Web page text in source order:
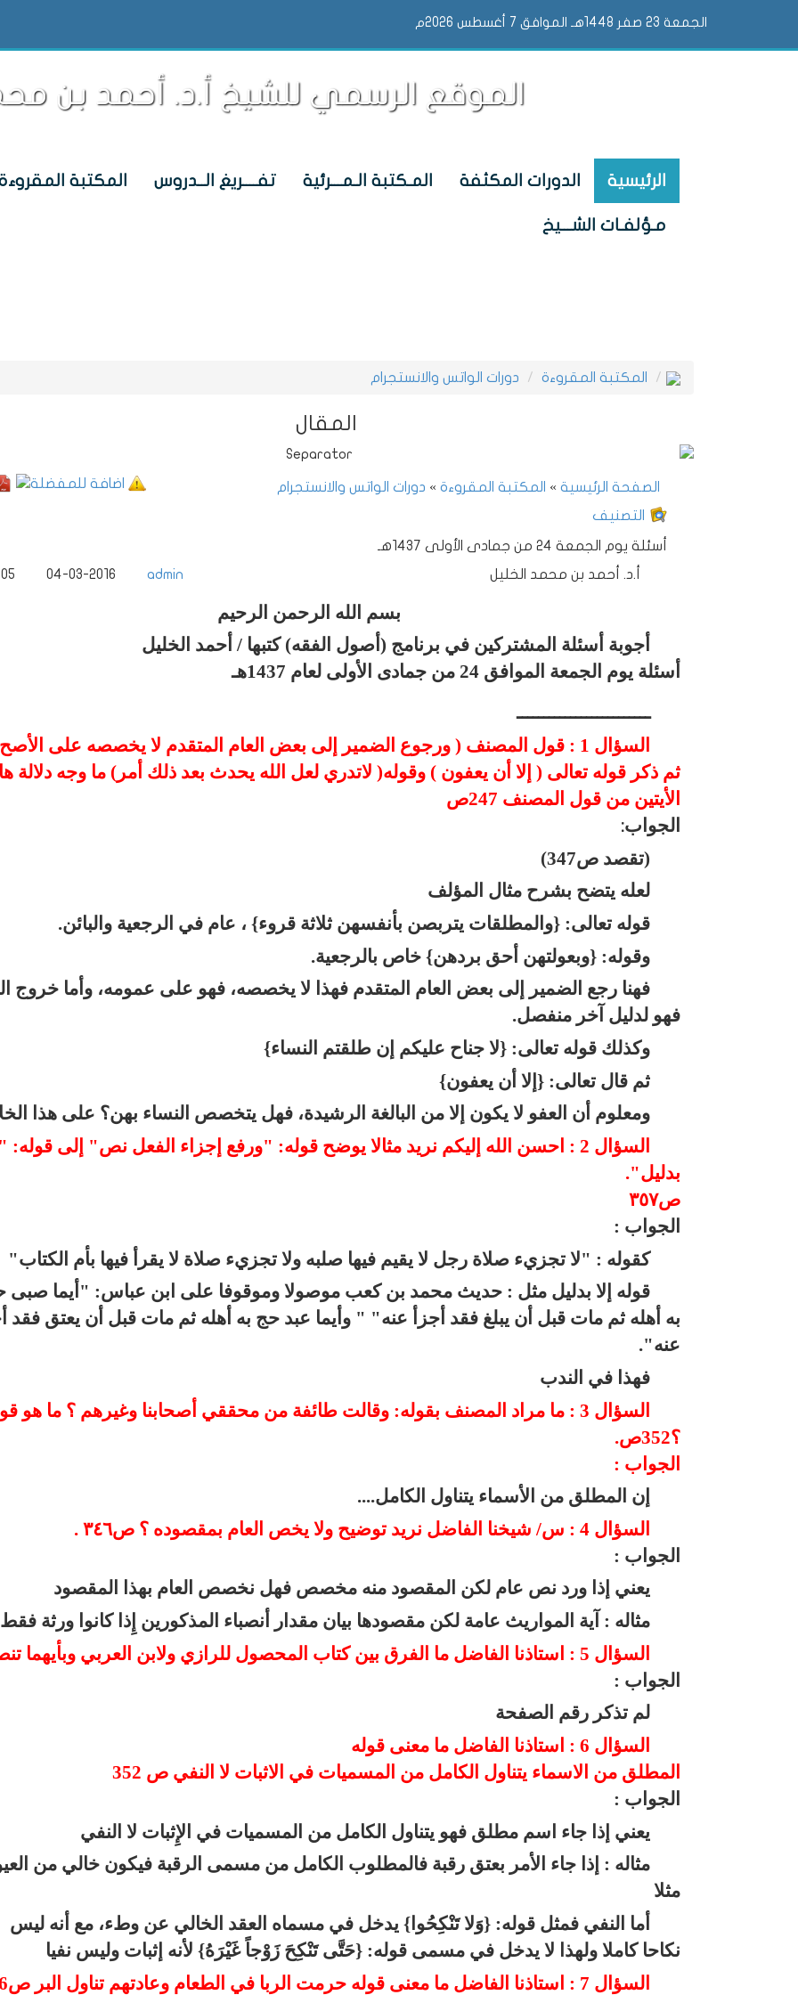
الجمعة 23 صفر 1448هـ الموافق 7 أغسطس 2026م
الموقع الرسمي للشيخ أ.د. أحمد بن
الرئيسية الدورات المكثفة المـكتبة الـمـــرئية تفــــريغ الــدروس المكتبة
مـؤلفـات الشـــيخ
المكتبة المقروءة دورات الواتس والانستجرام
المقال
الصفحة الرئيسية » المكتبة المقروءة » دورات الواتس والانستجرام
التصنيف
أسئلة يوم الجمعة 24 من جمادى الأولى 1437هـ
04-03-2016 admin أ.د. أحمد بن محمد الخليل
بسم الله الرحمن الرحيم
أجوبة أسئلة المشتركين في برنامج (أصول الفقه) كتبها / أحمد الخليل
أسئلة يوم الجمعة الموافق 24 من جمادى الأولى لعام 1437هـ
ـــــــــــــــــــــــــ
السؤال 1 : قول المصنف ( ورجوع الضمير إلى بعض العام المتقدم لا يخصصه على
ثم ذكر قوله تعالى ( إلا أن يعفون ) وقوله( لاتدري لعل الله يحدث بعد ذلك أمر) ما وجه دلالة
الأيتين من قول المصنف 247ص
الجواب:
(تقصد ص347)
لعله يتضح بشرح مثال المؤلف
قوله تعالى: {والمطلقات يتربصن بأنفسهن ثلاثة قروء} ، عام في الرجعية والبائن.
وقوله: {وبعولتهن أحق بردهن} خاص بالرجعية.
فهنا رجع الضمير إلى بعض العام المتقدم فهذا لا يخصصه، فهو على عمومه، وأما خروج
فهو لدليل آخر منفصل.
وكذلك قوله تعالى: {لا جناح عليكم إن طلقتم النساء}
ثم قال تعالى: {إلا أن يعفون}
ومعلوم أن العفو لا يكون إلا من البالغة الرشيدة، فهل يتخصص النساء بهن؟ على هذا
السؤال 2 : احسن الله إليكم نريد مثالا يوضح قوله: "ورفع إجزاء الفعل نص" إلى قوله:
بدليل".
ص٣٥٧
الجواب :
كقوله : "لا تجزيء صلاة رجل لا يقيم فيها صلبه ولا تجزيء صلاة لا يقرأ فيها بأم الكتاب"
قوله إلا بدليل مثل : حديث محمد بن كعب موصولا وموقوفا على ابن عباس: "أيما صبى
به أهله ثم مات قبل أن يبلغ فقد أجزأ عنه" " وأيما عبد حج به أهله ثم مات قبل أن يعتق فقد
عنه".
فهذا في الندب
السؤال 3 : ما مراد المصنف بقوله: وقالت طائفة من محققي أصحابنا وغيرهم ؟ ما هو
؟352ص.
الجواب :
إن المطلق من الأسماء يتناول الكامل....
السؤال 4 : س/ شيخنا الفاضل نريد توضيح ولا يخص العام بمقصوده ؟ ص٣٤٦ .
الجواب :
يعني إذا ورد نص عام لكن المقصود منه مخصص فهل نخصص العام بهذا المقصود
مثاله : آية المواريث عامة لكن مقصودها بيان مقدار أنصباء المذكورين إِذا كانوا ورثة
السؤال 5 : استاذنا الفاضل ما الفرق بين كتاب المحصول للرازي ولابن العربي وبأيهما تنصح.
الجواب :
لم تذكر رقم الصفحة
السؤال 6 : استاذنا الفاضل ما معنى قوله
المطلق من الاسماء يتناول الكامل من المسميات في الاثبات لا النفي ص 352
الجواب :
يعني إذا جاء اسم مطلق فهو يتناول الكامل من المسميات في الإِثبات لا النفي
مثاله : إذا جاء الأمر بعتق رقبة فالمطلوب الكامل من مسمى الرقبة فيكون خالي من
مثلا
أما النفي فمثل قوله: {وَلا تَنْكِحُوا} يدخل في مسماه العقد الخالي عن وطء، مع أنه ليس
نكاحا كاملا ولهذا لا يدخل في مسمى قوله: {حَتَّى تَنْكِحَ زَوْجاً غَيْرَهُ} لأنه إثبات وليس نفيا
السؤال 7 : استاذنا الفاضل ما معنى قوله حرمت الربا في الطعام وعادتهم تناول البر ص346